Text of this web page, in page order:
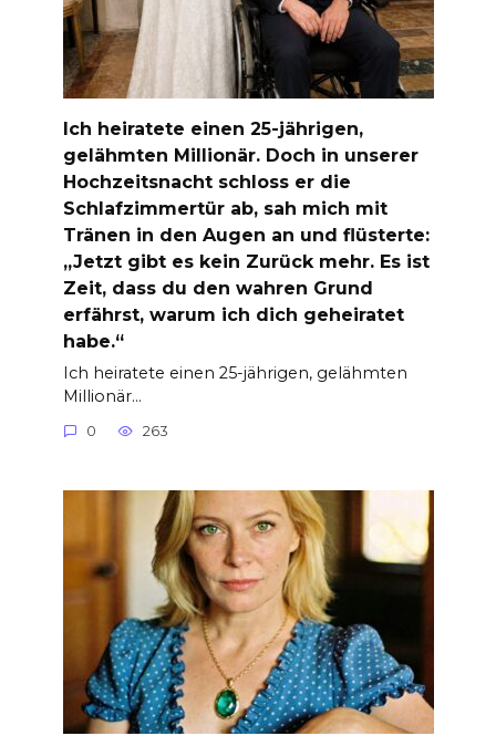
Ich heiratete einen 25-jährigen,
gelähmten Millionär. Doch in unserer
Hochzeitsnacht schloss er die
Schlafzimmertür ab, sah mich mit
Tränen in den Augen an und flüsterte:
„Jetzt gibt es kein Zurück mehr. Es ist
Zeit, dass du den wahren Grund
erfährst, warum ich dich geheiratet
habe.“
Ich heiratete einen 25-jährigen, gelähmten
Millionär…
0 263